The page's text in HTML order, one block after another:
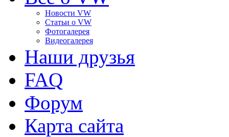
Новости VW
Статьи o VW
Фотогалерея
Видеогалерея
Наши друзья
FAQ
Форум
Карта сайта